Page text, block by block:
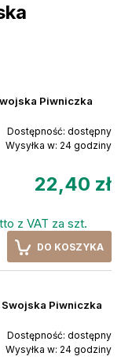
Piwniczka
Dostępność: dostępny
Wysyłka w: 24 godziny
22,40 zł
z VAT za szt.
DO KOSZYKA
Swojska Piwniczka
Dostępność: dostępny
Wysyłka w: 24 godziny